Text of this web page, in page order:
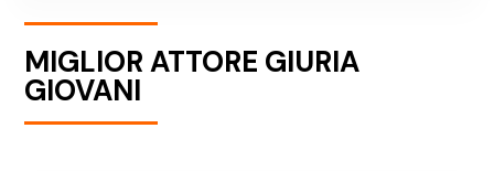
MIGLIOR ATTORE GIURIA
GIOVANI